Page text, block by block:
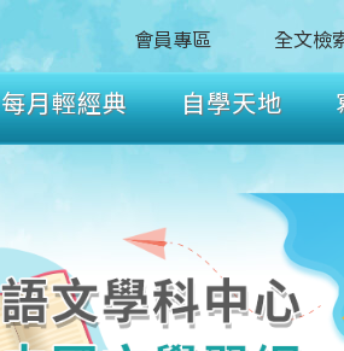
會員專區 全文檢
每月輕經典 自學天地